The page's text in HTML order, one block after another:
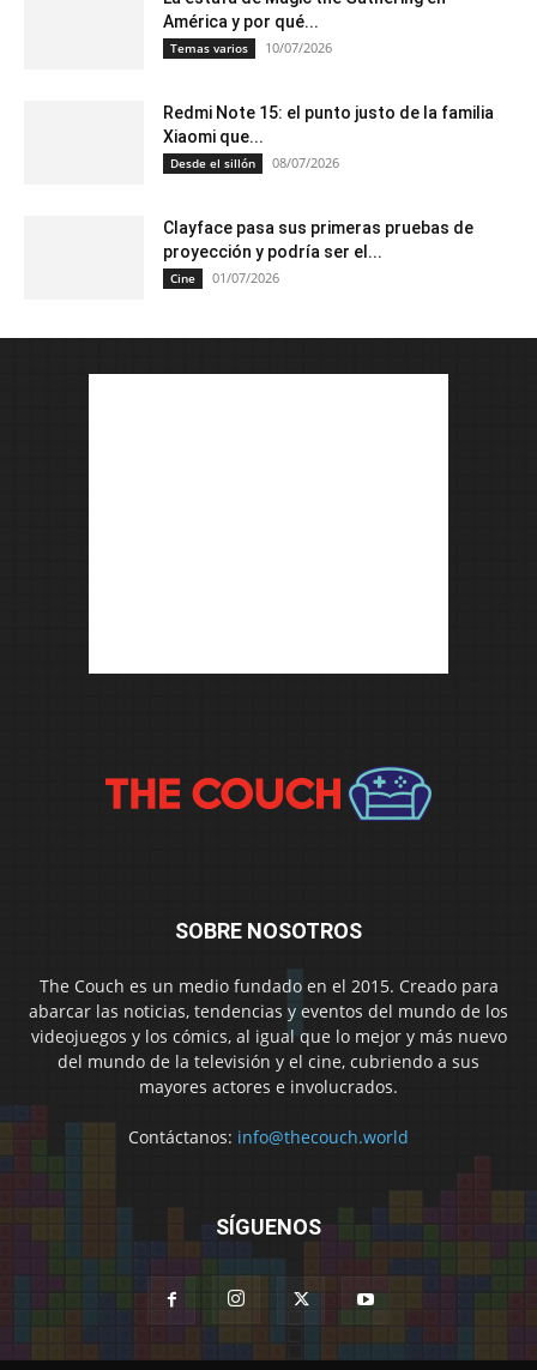
América y por qué...
Temas varios 10/07/2026
Redmi Note 15: el punto justo de la familia
Xiaomi que...
Desde el sillón 08/07/2026
Clayface pasa sus primeras pruebas de
proyección y podría ser el...
Cine 01/07/2026
SOBRE NOSOTROS
The Couch es un medio fundado en el 2015. Creado para
abarcar las noticias, tendencias y eventos del mundo de los
videojuegos y los cómics, al igual que lo mejor y más nuevo
del mundo de la televisión y el cine, cubriendo a sus
mayores actores e involucrados.
Contáctanos: info@thecouch.world
SÍGUENOS